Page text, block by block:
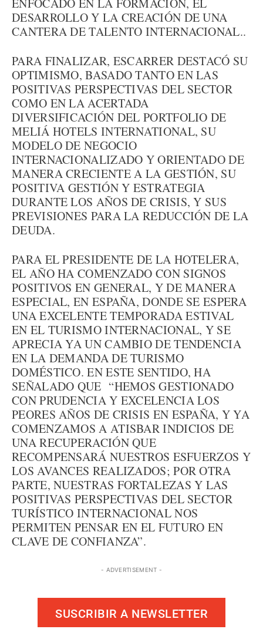
ENFOCADO EN LA FORMACIÓN, EL
DESARROLLO Y LA CREACIÓN DE UNA
CANTERA DE TALENTO INTERNACIONAL..
PARA FINALIZAR, ESCARRER DESTACÓ SU
OPTIMISMO, BASADO TANTO EN LAS
POSITIVAS PERSPECTIVAS DEL SECTOR
COMO EN LA ACERTADA
DIVERSIFICACIÓN DEL PORTFOLIO DE
MELIÁ HOTELS INTERNATIONAL, SU
MODELO DE NEGOCIO
INTERNACIONALIZADO Y ORIENTADO DE
MANERA CRECIENTE A LA GESTIÓN, SU
POSITIVA GESTIÓN Y ESTRATEGIA
DURANTE LOS AÑOS DE CRISIS, Y SUS
PREVISIONES PARA LA REDUCCIÓN DE LA
DEUDA.
PARA EL PRESIDENTE DE LA HOTELERA,
EL AÑO HA COMENZADO CON SIGNOS
POSITIVOS EN GENERAL, Y DE MANERA
ESPECIAL, EN ESPAÑA, DONDE SE ESPERA
UNA EXCELENTE TEMPORADA ESTIVAL
EN EL TURISMO INTERNACIONAL, Y SE
APRECIA YA UN CAMBIO DE TENDENCIA
EN LA DEMANDA DE TURISMO
DOMÉSTICO. EN ESTE SENTIDO, HA
SEÑALADO QUE “HEMOS GESTIONADO
CON PRUDENCIA Y EXCELENCIA LOS
PEORES AÑOS DE CRISIS EN ESPAÑA, Y YA
COMENZAMOS A ATISBAR INDICIOS DE
UNA RECUPERACIÓN QUE
RECOMPENSARÁ NUESTROS ESFUERZOS Y
LOS AVANCES REALIZADOS; POR OTRA
PARTE, NUESTRAS FORTALEZAS Y LAS
POSITIVAS PERSPECTIVAS DEL SECTOR
TURÍSTICO INTERNACIONAL NOS
PERMITEN PENSAR EN EL FUTURO EN
CLAVE DE CONFIANZA”.
- ADVERTISEMENT -
SUSCRIBIR A NEWSLETTER